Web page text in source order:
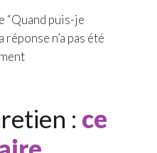
“Quand puis-je
réponse n’a pas été
: ce